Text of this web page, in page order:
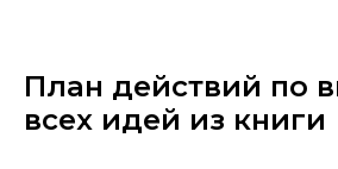
План действий по
всех идей из книги